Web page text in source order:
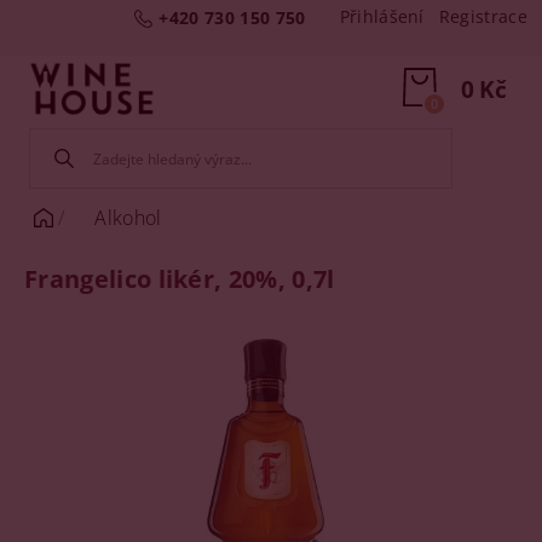
+420 730 150 750 Přihlášení Registrace
0 Kč
0
Alkohol
Frangelico likér, 20%, 0,7l